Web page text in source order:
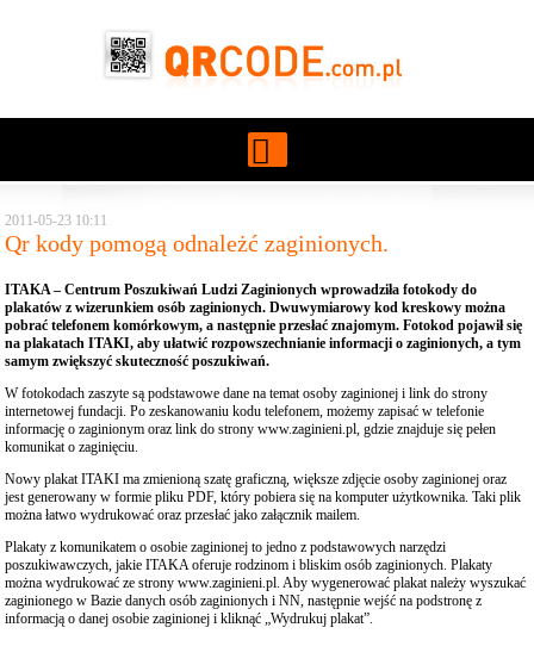
2011-05-23 10:11
Qr kody pomogą odnależć zaginionych.
ITAKA – Centrum Poszukiwań Ludzi Zaginionych wprowadziła fotokody do
plakatów z wizerunkiem osób zaginionych. Dwuwymiarowy kod kreskowy można
pobrać telefonem komórkowym, a następnie przesłać znajomym. Fotokod pojawił się
na plakatach ITAKI, aby ułatwić rozpowszechnianie informacji o zaginionych, a tym
samym zwiększyć skuteczność poszukiwań.
W fotokodach zaszyte są podstawowe dane na temat osoby zaginionej i link do strony
internetowej fundacji. Po zeskanowaniu kodu telefonem, możemy zapisać w telefonie
informację o zaginionym oraz link do stronywww.zaginieni.pl , gdzie znajduje się pełen
komunikat o zaginięciu.
Nowy plakat ITAKI ma zmienioną szatę graficzną, większe zdjęcie osoby zaginionej oraz
jest generowany w formie pliku PDF, który pobiera się na komputer użytkownika. Taki plik
można łatwo wydrukować oraz przesłać jako załącznik mailem.
Plakaty z komunikatem o osobie zaginionej to jedno z podstawowych narzędzi
poszukiwawczych, jakie ITAKA oferuje rodzinom i bliskim osób zaginionych. Plakaty
można wydrukować ze stronywww.zaginieni.pl . Aby wygenerować plakat należy wyszukać
zaginionego w Bazie danych osób zaginionych i NN, następnie wejść na podstronę z
informacją o danej osobie zaginionej i kliknąć „Wydrukuj plakat”.